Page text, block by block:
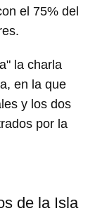
el 75% del
la charla
en la que
y los dos
por la
de la Isla